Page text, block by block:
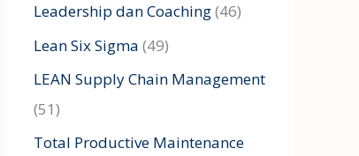
Leadership dan Coaching(46)
Lean Six Sigma (49)
LEAN Supply Chain Management
(51)
Total Productive Maintenance